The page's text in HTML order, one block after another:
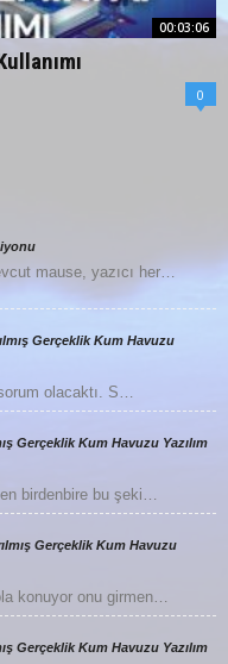
00:03:06
0
mause, yazıcı her…
Gerçeklik Kum Havuzu
olacaktı. S…
Gerçeklik Kum Havuzu Yazılım
birdenbire bu şeki…
Gerçeklik Kum Havuzu
konuyor onu girmen…
Gerçeklik Kum Havuzu Yazılım